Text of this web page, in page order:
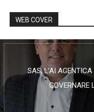
WEB COVER
SAS, L’AI
GOVERNARE